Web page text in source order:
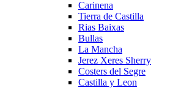
Carinena
Tierra de Castilla
Rias Baixas
Bullas
La Mancha
Jerez Xeres Sherry
Costers del Segre
Castilla y Leon